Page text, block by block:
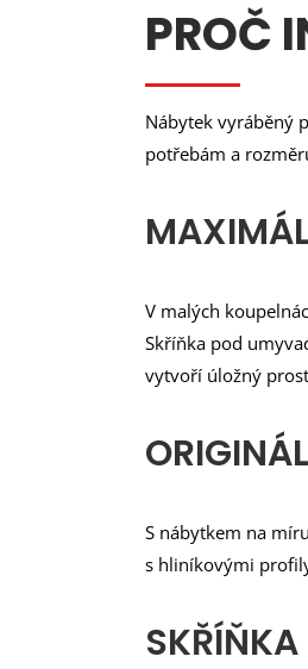
PROČ
Nábytek vyráběný
potřebám a
V malých
Skříňka pod
vytvoří úložný
S nábytkem na
s hliníkovými